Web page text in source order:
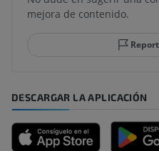
mejora de contenido.
DESCARGAR LA APLICACIÓN